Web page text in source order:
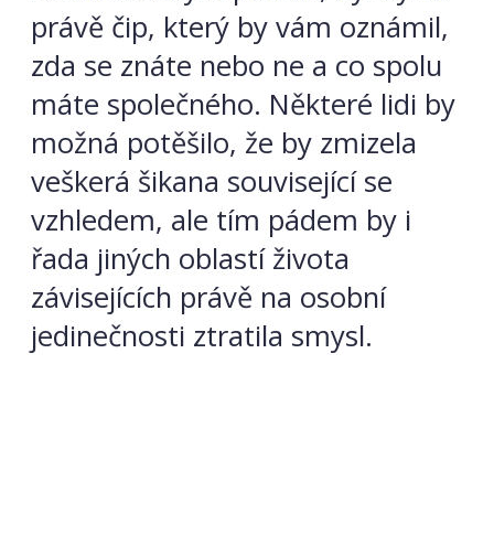
právě čip, který by vám oznámil,
zda se znáte nebo ne a co spolu
máte společného. Některé lidi by
možná potěšilo, že by zmizela
veškerá šikana související se
vzhledem, ale tím pádem by i
řada jiných oblastí života
závisejících právě na osobní
jedinečnosti ztratila smysl.